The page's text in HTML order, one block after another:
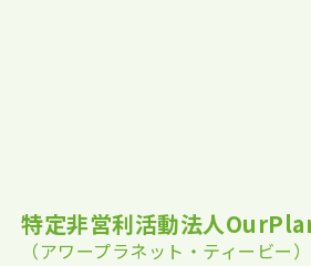
特定非営利活動法人
（アワープラネット・ティービー）